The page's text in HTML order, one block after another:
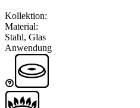
Kollektion:
Material:
Stahl, Glas
Anwendung